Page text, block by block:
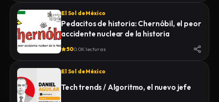
El Sol de México
Pedacitos de historia: Chernóbil, el peor
accidente nuclear de la historia
500.0K lecturas
El Sol de México
Tech trends / Algoritmo, el nuevo jefe